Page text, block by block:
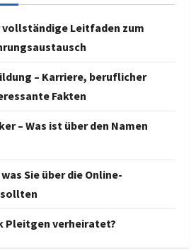
vollständige Leitfaden zum
– Karriere, beruflicher
Fakten
– Was ist über den Namen
Sie über die Online-
Pleitgen verheiratet?